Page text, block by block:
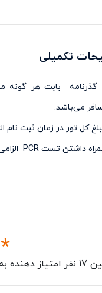
تکمیلی
گذرنامه بابت هر گونه
می‌باشد.
داشتن تست PCR
17 نفر امتیاز دهنده به